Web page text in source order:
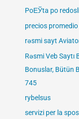
PoЕЎta po
precios
rəsmi sayt
Rəsmi Veb Saytı
Bonuslar, Bütün
745
rybelsus
servizi per la